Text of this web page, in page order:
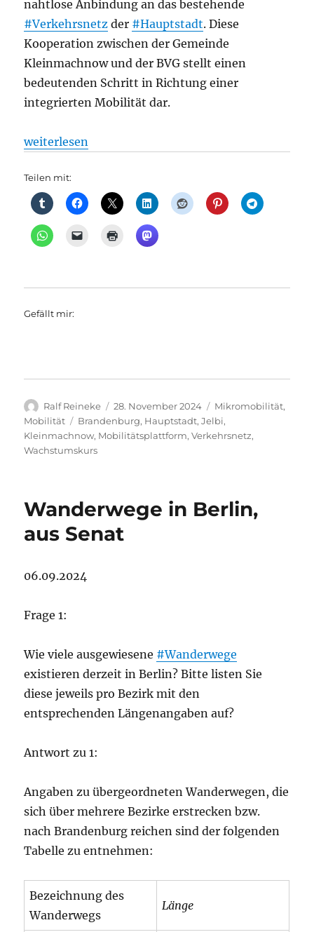
nahtlose Anbindung an das bestehende
#Verkehrsnetz der #Hauptstadt. Diese
Kooperation zwischen der Gemeinde
Kleinmachnow und der BVG stellt einen
bedeutenden Schritt in Richtung einer
integrierten Mobilität dar.
„BVG: Grenzenlos vernetzt, aus BVG“
weiterlesen
Teilen mit:
Gefällt mir:
Autor
Ralf Reineke
Veröffentlicht
am
28. November 2024 Kategorien
Mikromobilität,
Mobilität
Schlagwörter
Brandenburg, Hauptstadt,Jelbi,
Kleinmachnow, Mobilitätsplattform,Verkehrsnetz,
Wachstumskurs
Wanderwege in Berlin,
aus Senat
06.09.2024
Frage 1:
Wie viele ausgewiesene #Wanderwege
existieren derzeit in Berlin? Bitte listen Sie
diese jeweils pro Bezirk mit den
entsprechenden Längenangaben auf?
Antwort zu 1:
Angaben zu übergeordneten Wanderwegen, die
sich über mehrere Bezirke erstrecken bzw.
nach Brandenburg reichen sind der folgenden
Tabelle zu entnehmen:
Bezeichnung des
Wanderwegs
Länge